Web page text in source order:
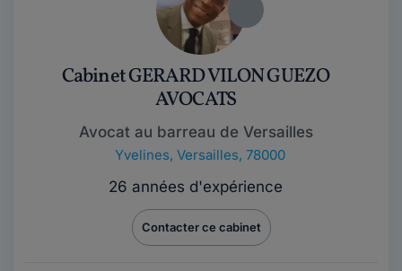
Cabinet GERARD VILON GUEZO
AVOCATS
Avocat au barreau de Versailles
Yvelines, Versailles, 78000
26 années d'expérience
Contacter ce cabinet